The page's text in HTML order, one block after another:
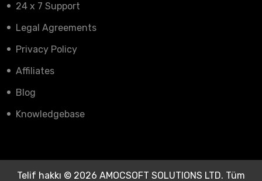
24 x 7 Support
Legal Agreements
Privacy Policy
Affiliates
Blog
Knowledgebase
Telif hakkı © 2026 AMOCSOFT SOLUTIONS LTD. Tüm